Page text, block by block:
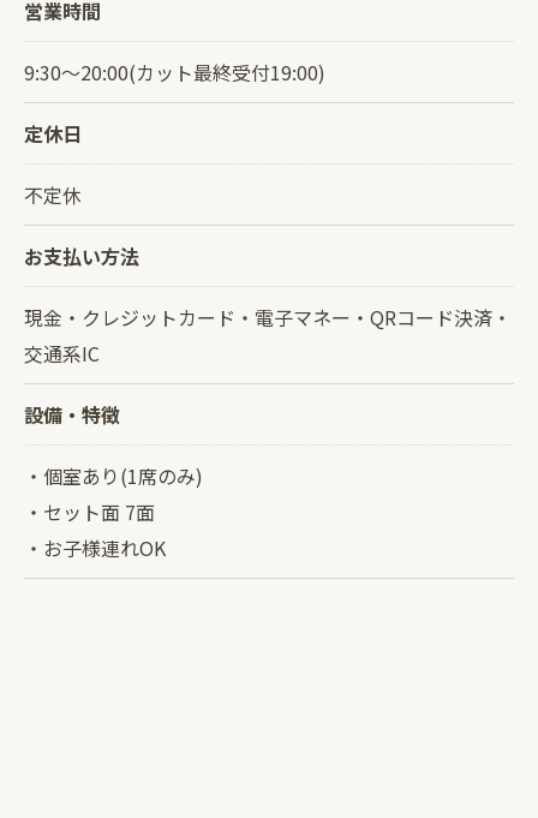
営業時間
9:30～20:00(カット最終受付19:00)
定休日
不定休
お支払い方法
現金・クレジットカード・電子マネー・QRコード決済・
交通系IC
設備・特徴
・個室あり(1席のみ)
・セット面 7面
・お子様連れOK